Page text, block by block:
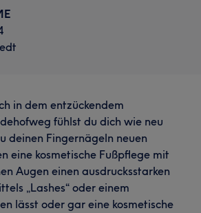
in dem entzückendem
fühlst du dich wie neu
deinen Fingernägeln neuen
eine kosmetische Fußpflege mit
Augen einen ausdrucksstarken
„Lashes“ oder einem
lässt oder gar eine kosmetische